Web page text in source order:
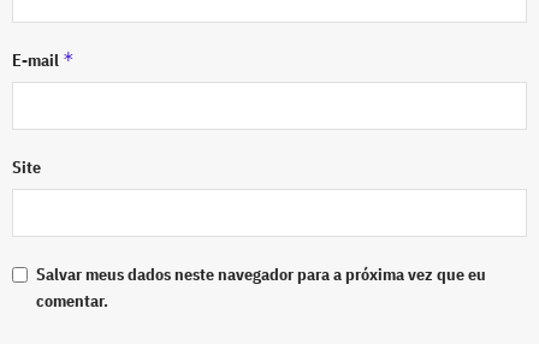
E-mail *
Site
Salvar meus dados neste navegador para a próxima vez que eu
comentar.